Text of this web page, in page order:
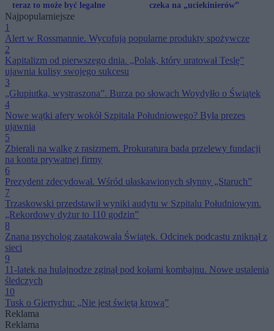
teraz to może być legalne
czeka na „uciekinierów”
Najpopularniejsze
1
Alert w Rossmannie. Wycofują popularne produkty spożywcze
2
Kapitalizm od pierwszego dnia. „Polak, który uratował Teslę”
ujawnia kulisy swojego sukcesu
3
„Głupiutka, wystraszona”. Burza po słowach Woydyłło o Świątek
4
Nowe wątki afery wokół Szpitala Południowego? Była prezes
ujawnia
5
Zbierali na walkę z rasizmem. Prokuratura bada przelewy fundacji
na konta prywatnej firmy
6
Prezydent zdecydował. Wśród ułaskawionych słynny „Staruch”
7
Trzaskowski przedstawił wyniki audytu w Szpitalu Południowym.
„Rekordowy dyżur to 110 godzin”
8
Znana psycholog zaatakowała Świątek. Odcinek podcastu zniknął z
sieci
9
11-latek na hulajnodze zginął pod kołami kombajnu. Nowe ustalenia
śledczych
10
Tusk o Giertychu: „Nie jest świętą krową”
Reklama
Reklama